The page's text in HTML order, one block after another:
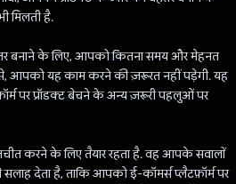
मिलती है.
बनाने के लिए, आपको कितना समय और मेहनत
आपको यह काम करने की ज़रूरत नहीं पड़ेगी. यह
पर प्रॉडक्ट बेचने के अन्य ज़रूरी पहलुओं पर
करने के लिए तैयार रहता है. वह आपके सवालों
देता है, ताकि आपको ई-कॉमर्स प्लैटफ़ॉर्म पर